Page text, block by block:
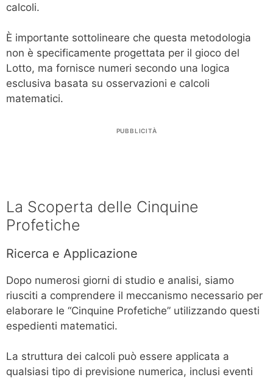
calcoli.
È importante sottolineare che questa metodologia
non è specificamente progettata per il gioco del
Lotto, ma fornisce numeri secondo una logica
esclusiva basata su osservazioni e calcoli
matematici.
PUBBLICITÀ
La Scoperta delle Cinquine
Profetiche
Ricerca e Applicazione
Dopo numerosi giorni di studio e analisi, siamo
riusciti a comprendere il meccanismo necessario per
elaborare le “Cinquine Profetiche” utilizzando questi
espedienti matematici.
La struttura dei calcoli può essere applicata a
qualsiasi tipo di previsione numerica, inclusi eventi